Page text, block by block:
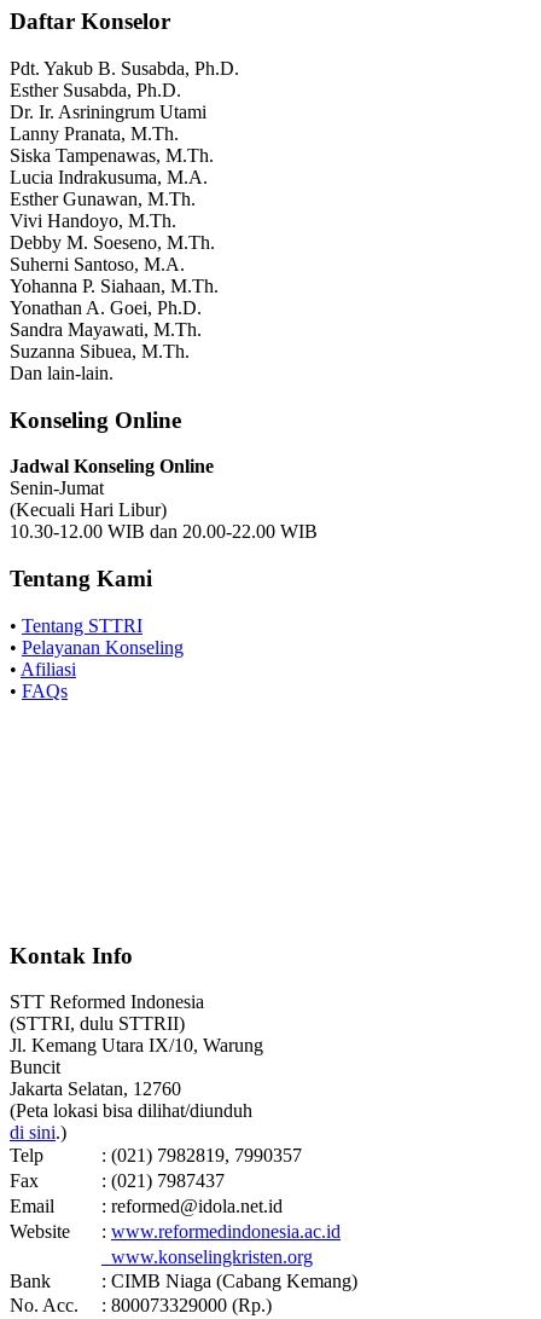
Daftar Konselor
Pdt. Yakub B. Susabda, Ph.D.
Esther Susabda, Ph.D.
Dr. Ir. Asriningrum Utami
Lanny Pranata, M.Th.
Siska Tampenawas, M.Th.
Lucia Indrakusuma, M.A.
Esther Gunawan, M.Th.
Vivi Handoyo, M.Th.
Debby M. Soeseno, M.Th.
Suherni Santoso, M.A.
Yohanna P. Siahaan, M.Th.
Yonathan A. Goei, Ph.D.
Sandra Mayawati, M.Th.
Suzanna Sibuea, M.Th.
Dan lain-lain.
Konseling Online
Jadwal Konseling Online
Senin-Jumat
(Kecuali Hari Libur)
10.30-12.00 WIB dan 20.00-22.00 WIB
Tentang Kami
• Tentang STTRI
• Pelayanan Konseling
• Afiliasi
• FAQs
Kontak Info
STT Reformed Indonesia
(STTRI, dulu STTRII)
Jl. Kemang Utara IX/10, Warung
Buncit
Jakarta Selatan, 12760
(Peta lokasi bisa dilihat/diunduh
di sini.)
Telp
: (021) 7982819, 7990357
Fax
: (021) 7987437
Email
: reformed@idola.net.id
Website
: www.reformedindonesia.ac.id
www.konselingkristen.org
Bank
: CIMB Niaga (Cabang Kemang)
No. Acc.
: 800073329000 (Rp.)